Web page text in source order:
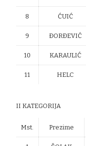
8 ĆUIĆ
9 ĐORĐEVIĆ
10 KARAULIĆ
11 HELC
II KATEGORIJA
Mst. Prezime